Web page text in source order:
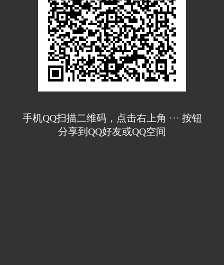
手机QQ扫描二维码，点击右上角 ··· 按钮
分享到QQ好友或QQ空间